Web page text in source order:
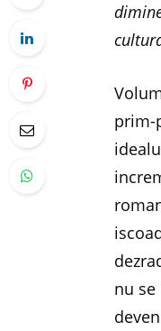
prim-
nu